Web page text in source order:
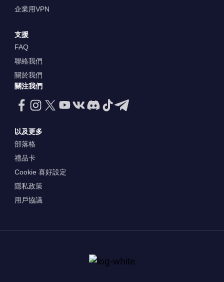
企業用VPN
支援
FAQ
聯絡我們
關於我們
關注我們
以及更多
部落格
禮品卡
Cookie 喜好設定
隱私政策
用戶協議